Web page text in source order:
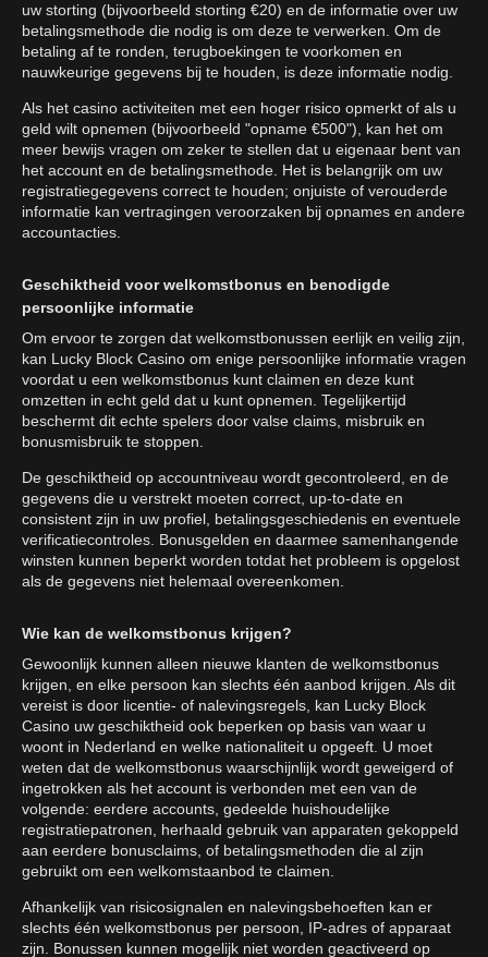
uw storting (bijvoorbeeld storting €20) en de informatie over uw
betalingsmethode die nodig is om deze te verwerken. Om de
betaling af te ronden, terugboekingen te voorkomen en
nauwkeurige gegevens bij te houden, is deze informatie nodig.
Als het casino activiteiten met een hoger risico opmerkt of als u
geld wilt opnemen (bijvoorbeeld "opname €500"), kan het om
meer bewijs vragen om zeker te stellen dat u eigenaar bent van
het account en de betalingsmethode. Het is belangrijk om uw
registratiegegevens correct te houden; onjuiste of verouderde
informatie kan vertragingen veroorzaken bij opnames en andere
accountacties.
Geschiktheid voor welkomstbonus en benodigde
persoonlijke informatie
Om ervoor te zorgen dat welkomstbonussen eerlijk en veilig zijn,
kan Lucky Block Casino om enige persoonlijke informatie vragen
voordat u een welkomstbonus kunt claimen en deze kunt
omzetten in echt geld dat u kunt opnemen. Tegelijkertijd
beschermt dit echte spelers door valse claims, misbruik en
bonusmisbruik te stoppen.
De geschiktheid op accountniveau wordt gecontroleerd, en de
gegevens die u verstrekt moeten correct, up-to-date en
consistent zijn in uw profiel, betalingsgeschiedenis en eventuele
verificatiecontroles. Bonusgelden en daarmee samenhangende
winsten kunnen beperkt worden totdat het probleem is opgelost
als de gegevens niet helemaal overeenkomen.
Wie kan de welkomstbonus krijgen?
Gewoonlijk kunnen alleen nieuwe klanten de welkomstbonus
krijgen, en elke persoon kan slechts één aanbod krijgen. Als dit
vereist is door licentie- of nalevingsregels, kan Lucky Block
Casino uw geschiktheid ook beperken op basis van waar u
woont in Nederland en welke nationaliteit u opgeeft. U moet
weten dat de welkomstbonus waarschijnlijk wordt geweigerd of
ingetrokken als het account is verbonden met een van de
volgende: eerdere accounts, gedeelde huishoudelijke
registratiepatronen, herhaald gebruik van apparaten gekoppeld
aan eerdere bonusclaims, of betalingsmethoden die al zijn
gebruikt om een welkomstaanbod te claimen.
Afhankelijk van risicosignalen en nalevingsbehoeften kan er
slechts één welkomstbonus per persoon, IP-adres of apparaat
zijn. Bonussen kunnen mogelijk niet worden geactiveerd op